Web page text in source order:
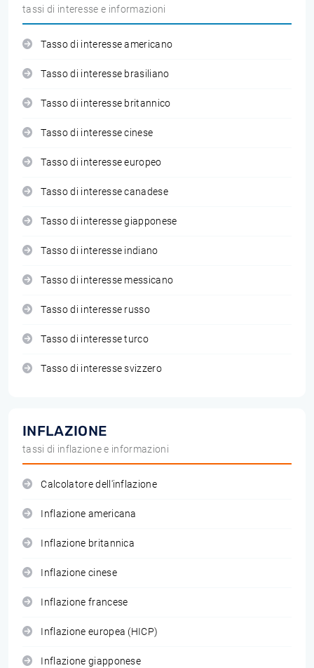
tassi di interesse e informazioni
Tasso di interesse americano
Tasso di interesse brasiliano
Tasso di interesse britannico
Tasso di interesse cinese
Tasso di interesse europeo
Tasso di interesse canadese
Tasso di interesse giapponese
Tasso di interesse indiano
Tasso di interesse messicano
Tasso di interesse russo
Tasso di interesse turco
Tasso di interesse svizzero
INFLAZIONE
tassi di inflazione e informazioni
Calcolatore dell'inflazione
Inflazione americana
Inflazione britannica
Inflazione cinese
Inflazione francese
Inflazione europea (HICP)
Inflazione giapponese